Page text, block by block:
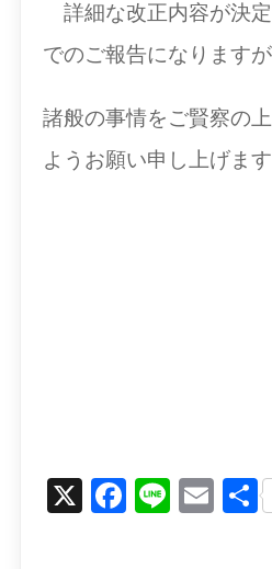
詳細な改正内容が決
でのご報告になりますが
諸般の事情をご賢察の
ようお願い申し上げます
X Facebook
Line